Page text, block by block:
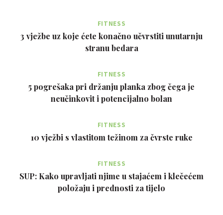
FITNESS
3 vježbe uz koje ćete konačno učvrstiti unutarnju
stranu bedara
FITNESS
5 pogrešaka pri držanju planka zbog čega je
neučinkovit i potencijalno bolan
FITNESS
10 vježbi s vlastitom težinom za čvrste ruke
FITNESS
SUP: Kako upravljati njime u stajaćem i klečećem
položaju i prednosti za tijelo